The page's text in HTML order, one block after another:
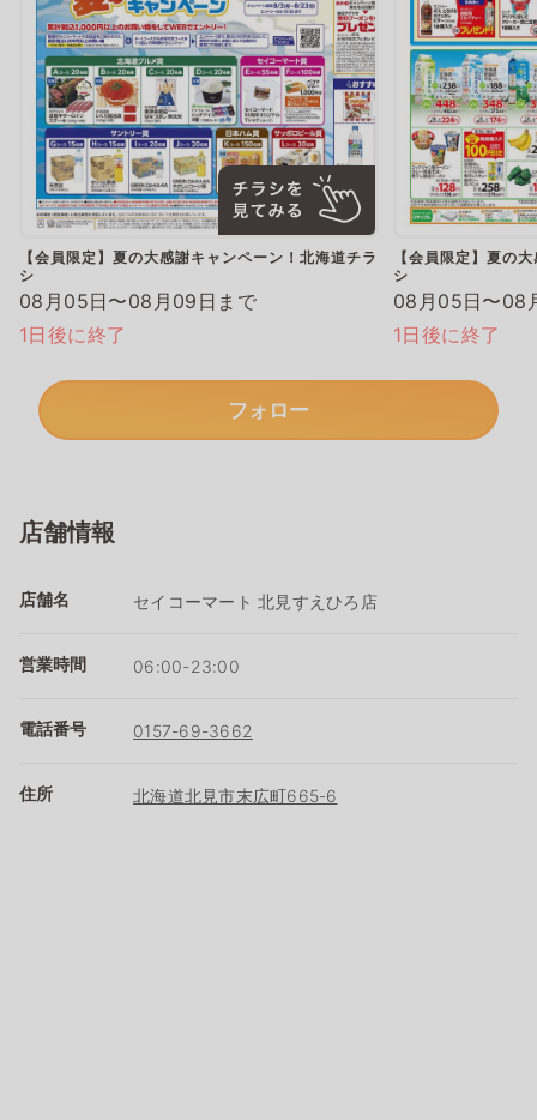
【会員限定】夏の大感謝キャンペーン！北海道チラ
シ
08月05日〜08月09日まで
1日後に終了
【会員限定】夏の
シ
08月05日〜08
1日後に終了
フォロー
店舗情報
店舗名 セイコーマート 北見すえひろ店
営業時間 06:00-23:00
電話番号 0157-69-3662
住所 北海道北見市末広町665-6